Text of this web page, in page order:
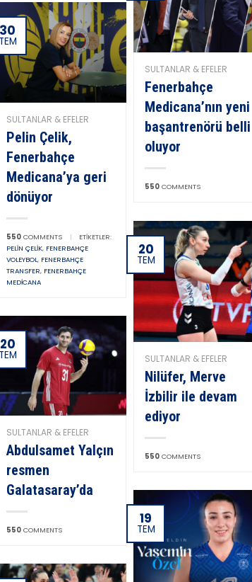
SULTANLAR & EFELER
Fenerbahçe
Medicana’nın yeni
başantrenörü belli
oluyor
550 COMMENTS
30
TEM
SULTANLAR & EFELER
Pelin Çelik,
Fenerbahçe
Medicana’ya geri
dönüyor
550 COMMENTS |
ETIKETLER:
PELIN ÇELIK, FENERBAHÇE
VOLEYBOL, FENERBAHÇE
TRANSFER, FENERBAHÇE
MEDICANA
20
TEM
SULTANLAR & EFELER
Nilüfer, Merve
İzbilir ile devam
ediyor
550 COMMENTS
20
TEM
SULTANLAR & EFELER
Abdulsamet Yalçın
resmen
Galatasaray’da
550 COMMENTS
19
TEM